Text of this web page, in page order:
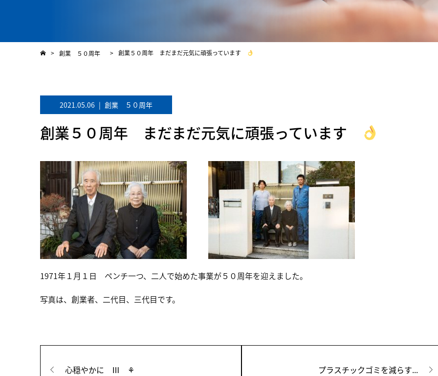
> 創業 ５０周年 > 創業５０周年 まだまだ元気に頑張っています
2021.05.06 | 創業 ５０周年
創業５０周年 まだまだ元気に頑張っています
1971年１月１日 ペンチ一つ、二人で始めた事業が５０周年を迎えました。
写真は、創業者、二代目、三代目です。
心穏やかに Ⅲ ⚘ プラスチックゴミを減らす...